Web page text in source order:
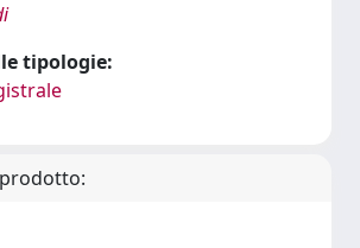
tipologie: